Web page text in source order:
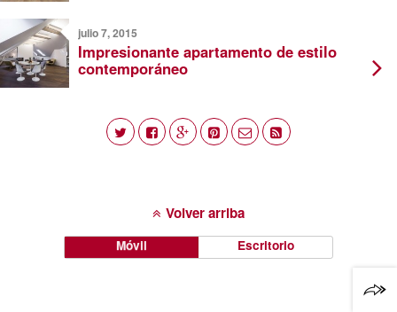
julio 7, 2015
Impresionante apartamento de estilo
contemporáneo
Volver arriba
Móvil Escritorio